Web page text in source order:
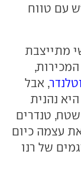
כ"ס וסוללת 87 קוט"ש עם טווח
מתייצבת
, אבל
נהנית
שטח, טנדרים
עצמה כיום
של רנו